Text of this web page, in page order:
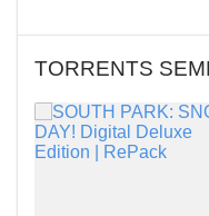
TORRENTS